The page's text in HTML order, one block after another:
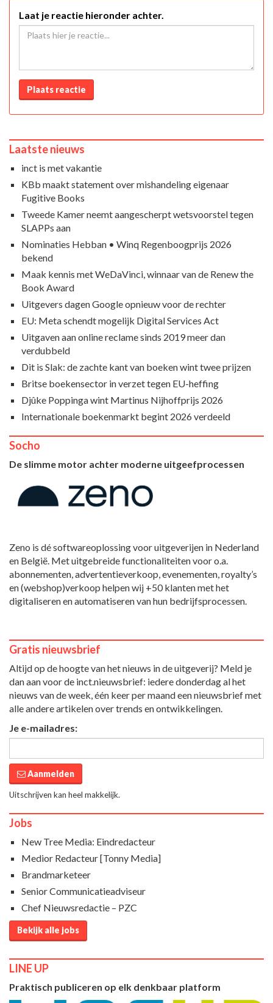
Laat je reactie hieronder achter.
Plaats reactie
Laatste nieuws
inct is met vakantie
KBb maakt statement over mishandeling eigenaar
Fugitive Books
Tweede Kamer neemt aangescherpt wetsvoorstel tegen
SLAPPs aan
Nominaties Hebban • Winq Regenboogprijs 2026
bekend
Maak kennis met WeDaVinci, winnaar van de Renew the
Book Award
Uitgevers dagen Google opnieuw voor de rechter
EU: Meta schendt mogelijk Digital Services Act
Uitgaven aan online reclame sinds 2019 meer dan
verdubbeld
Dit is Slak: de zachte kant van boeken wint twee prijzen
Britse boekensector in verzet tegen EU-heffing
Djûke Poppinga wint Martinus Nijhoffprijs 2026
Internationale boekenmarkt begint 2026 verdeeld
Socho
De slimme motor achter moderne uitgeefprocessen
Zeno is dé softwareoplossing voor uitgeverijen in Nederland
en België. Met uitgebreide functionaliteiten voor o.a.
abonnementen, advertentieverkoop, evenementen, royalty’s
en (webshop)verkoop helpen wij +50 klanten met het
digitaliseren en automatiseren van hun bedrijfsprocessen.
Gratis nieuwsbrief
Altijd op de hoogte van het nieuws in de uitgeverij? Meld je
dan aan voor de inct.nieuwsbrief: iedere donderdag al het
nieuws van de week, één keer per maand een nieuwsbrief met
alle andere artikelen over trends en ontwikkelingen.
Je e-mailadres:
Aanmelden
Uitschrijven kan heel makkelijk.
Jobs
New Tree Media: Eindredacteur
Medior Redacteur [Tonny Media]
Brandmarketeer
Senior Communicatieadviseur
Chef Nieuwsredactie – PZC
Bekijk alle jobs
LINE UP
Praktisch publiceren op elk denkbaar platform